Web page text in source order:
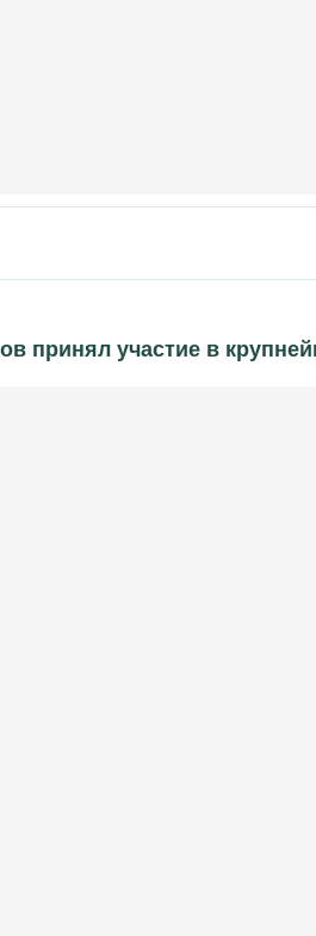
принял участие в